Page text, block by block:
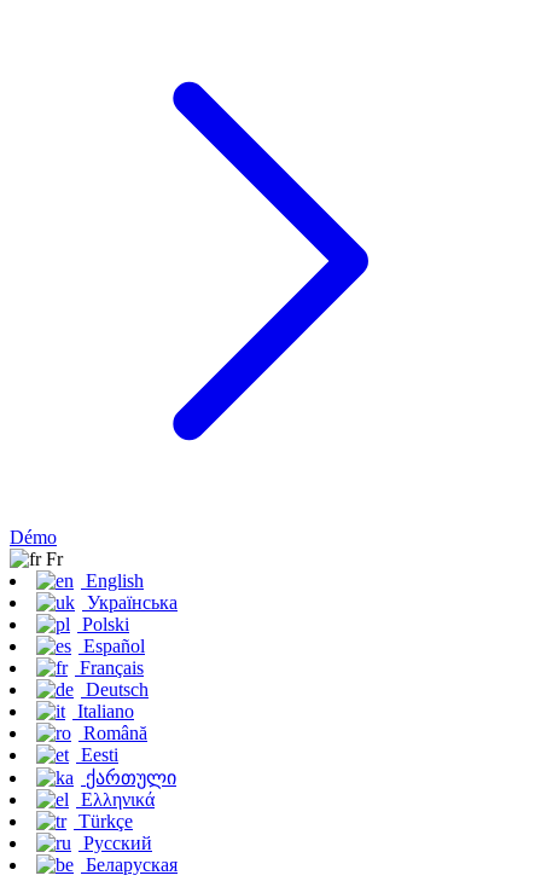
Démo
Fr
English
Українська
Polski
Español
Français
Deutsch
Italiano
Română
Eesti
ქართული
Ελληνικά
Türkçe
Русский
Беларуская